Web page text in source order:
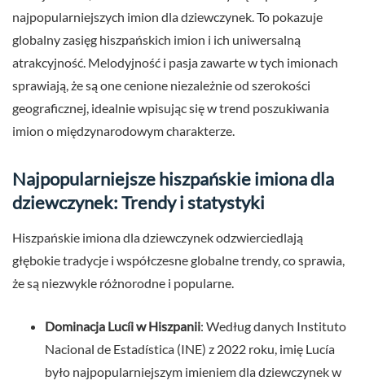
najpopularniejszych imion dla dziewczynek. To pokazuje
globalny zasięg hiszpańskich imion i ich uniwersalną
atrakcyjność. Melodyjność i pasja zawarte w tych imionach
sprawiają, że są one cenione niezależnie od szerokości
geograficznej, idealnie wpisując się w trend poszukiwania
imion o międzynarodowym charakterze.
Najpopularniejsze hiszpańskie imiona dla
dziewczynek: Trendy i statystyki
Hiszpańskie imiona dla dziewczynek odzwierciedlają
głębokie tradycje i współczesne globalne trendy, co sprawia,
że są niezwykle różnorodne i popularne.
Dominacja Lucíi w Hiszpanii: Według danych Instituto
Nacional de Estadística (INE) z 2022 roku, imię Lucía
było najpopularniejszym imieniem dla dziewczynek w